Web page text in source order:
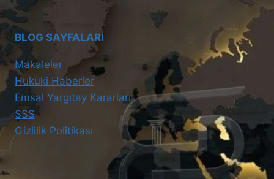
BLOG SAYFALARI
Makaleler
Hukuki Haberler
Emsal Yargıtay Kararları
SSS
Gizlilik Politikası